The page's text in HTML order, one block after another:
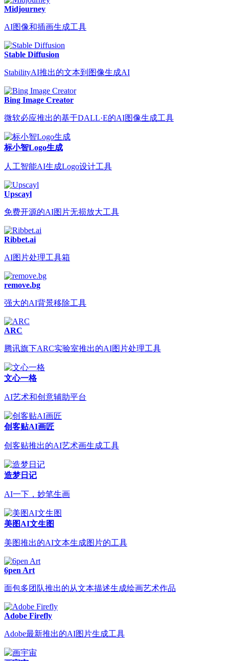
Midjourney
AI图像和插画生成工具
Stable Diffusion
StabilityAI推出的文本到图像生成AI
Bing Image Creator
微软必应推出的基于DALL·E的AI图像生成工具
标小智Logo生成
人工智能AI生成Logo设计工具
Upscayl
免费开源的AI图片无损放大工具
Ribbet.ai
AI图片处理工具箱
remove.bg
强大的AI背景移除工具
ARC
腾讯旗下ARC实验室推出的AI图片处理工具
文心一格
AI艺术和创意辅助平台
创客贴AI画匠
创客贴推出的AI艺术画生成工具
造梦日记
AI一下，妙笔生画
美图AI文生图
美图推出的AI文本生成图片的工具
6pen Art
面包多团队推出的从文本描述生成绘画艺术作品
Adobe Firefly
Adobe最新推出的AI图片生成工具